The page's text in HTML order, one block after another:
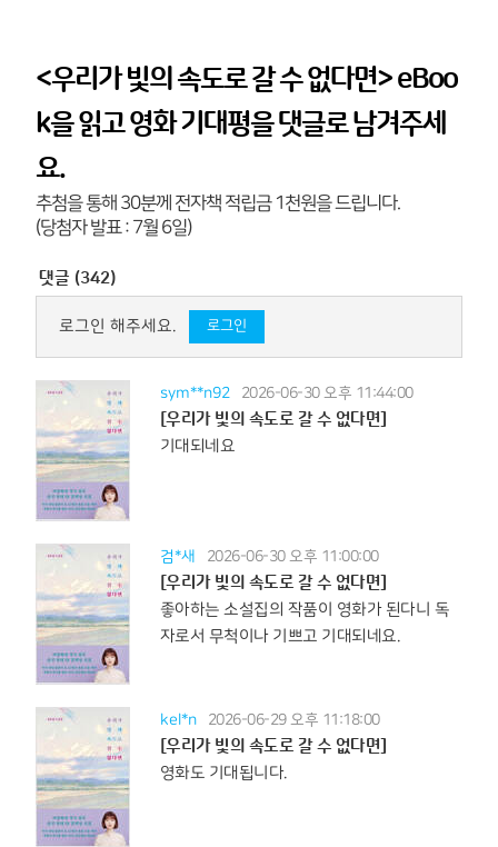
<우리가 빛의 속도로 갈 수 없다면> eBoo
k을 읽고 영화 기대평을 댓글로 남겨주세
요.
추첨을 통해 30분께 전자책 적립금 1천원을 드립니다.
(당첨자 발표 : 7월 6일)
댓글 (342)
로그인 해주세요. 로그인
sym**n92 2026-06-30 오후 11:44:00
[우리가 빛의 속도로 갈 수 없다면]
기대되네요
검*새 2026-06-30 오후 11:00:00
[우리가 빛의 속도로 갈 수 없다면]
좋아하는 소설집의 작품이 영화가 된다니 독
자로서 무척이나 기쁘고 기대되네요.
kel*n 2026-06-29 오후 11:18:00
[우리가 빛의 속도로 갈 수 없다면]
영화도 기대됩니다.